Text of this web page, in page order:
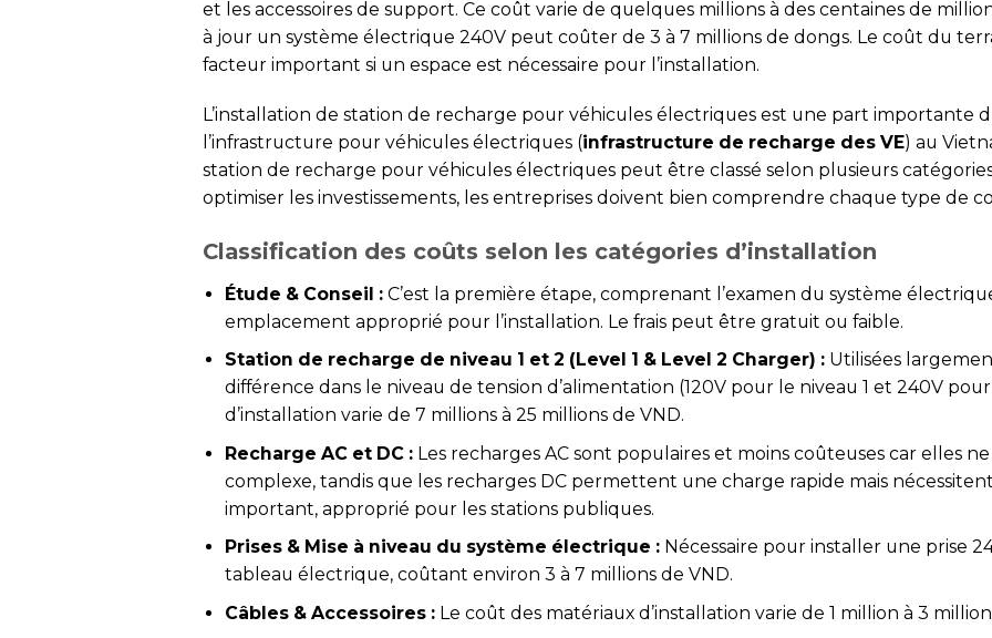
et les accessoires de support. Ce coût varie de quelques millions à des centaines de
à jour un système électrique 240V peut coûter de 3 à 7 millions de dongs. Le coût du
facteur important si un espace est nécessaire pour l’installation.
L’installation de station de recharge pour véhicules électriques est une part importante
l’infrastructure pour véhicules électriques (infrastructure de recharge des VE) au
station de recharge pour véhicules électriques peut être classé selon plusieurs
optimiser les investissements, les entreprises doivent bien comprendre chaque type de
Classification des coûts selon les catégories d’installation
Étude & Conseil : C’est la première étape, comprenant l’examen du système
emplacement approprié pour l’installation. Le frais peut être gratuit ou faible.
Station de recharge de niveau 1 et 2 (Level 1 & Level 2 Charger) : Utilisées
différence dans le niveau de tension d’alimentation (120V pour le niveau 1 et 240V
d’installation varie de 7 millions à 25 millions de VND.
Recharge AC et DC : Les recharges AC sont populaires et moins coûteuses car elles
complexe, tandis que les recharges DC permettent une charge rapide mais
important, approprié pour les stations publiques.
Prises & Mise à niveau du système électrique : Nécessaire pour installer une prise
tableau électrique, coûtant environ 3 à 7 millions de VND.
Câbles & Accessoires : Le coût des matériaux d’installation varie de 1 million à 3